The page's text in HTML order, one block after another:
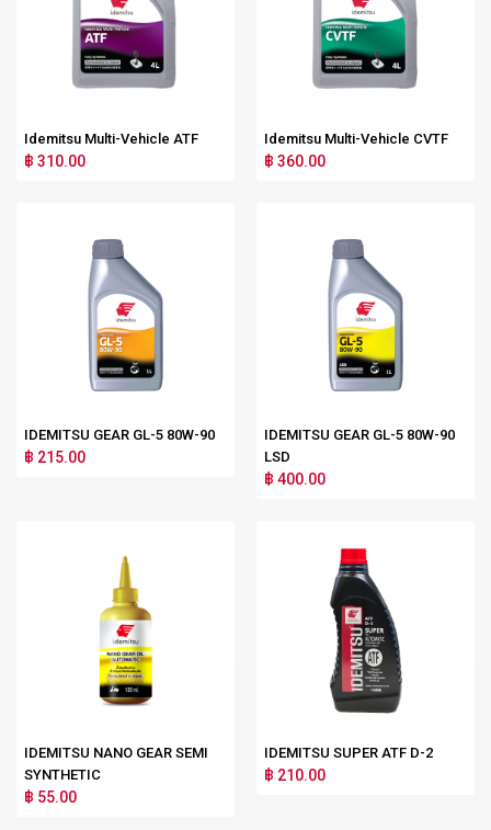
Idemitsu Multi-Vehicle ATF
฿ 310.00
Idemitsu Multi-Vehicle CVTF
฿ 360.00
IDEMITSU GEAR GL-5 80W-90
฿ 215.00
IDEMITSU GEAR GL-5 80W-90
LSD
฿ 400.00
IDEMITSU NANO GEAR SEMI
SYNTHETIC
฿ 55.00
IDEMITSU SUPER ATF D-2
฿ 210.00